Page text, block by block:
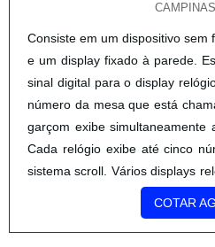
Consiste em um dispositivo sem
e um display fixado à parede.
sinal digital para o display
número da mesa que está
garçom exibe simultaneamente
Cada relógio exibe até cinco
sistema scroll. Vários displays
no mesmo local (por zona) sem
COTAR